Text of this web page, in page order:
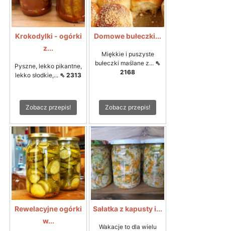
Krokodylki - ogórki
z...
Pyszne, lekko pikantne,
lekko słodkie,... ⇖ 2313
Zobacz przepis!
Domowe bułeczki...
Miękkie i puszyste
bułeczki maślane z... ⇖
2168
Zobacz przepis!
Rewelacyjne ogórki
w...
Sałatka z kapusty i...
Wakacje to dla wielu